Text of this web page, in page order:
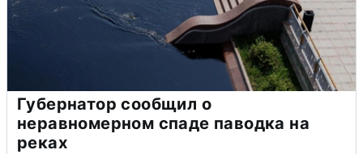
Губернатор сообщил о
неравномерном спаде паводка на
реках